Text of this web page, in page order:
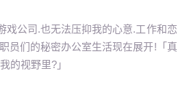
戏公司.也无法压抑我的心意.工作和恋
员们的秘密办公室生活现在展开!「真
的视野里?」